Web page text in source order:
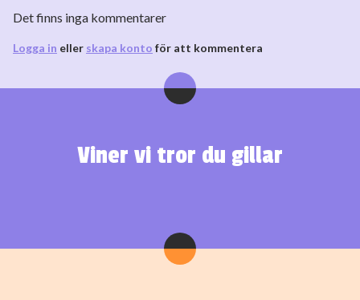
Det finns inga kommentarer
Logga in eller skapa konto för att kommentera
Viner vi tror du gillar